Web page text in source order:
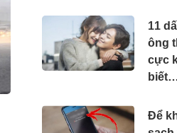
11
ông
cực
Để